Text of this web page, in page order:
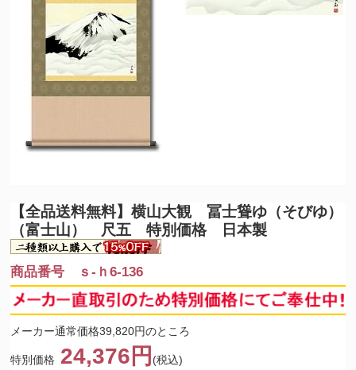
【全品送料無料】横山大観 冨士聳ゆ（そびゆ）
（富士山） 尺五 特別価格 日本製
商品番号 ｓ-ｈ6-136
メーカー通常価格39,820円のところ
特別価格 24,376円 (税込)